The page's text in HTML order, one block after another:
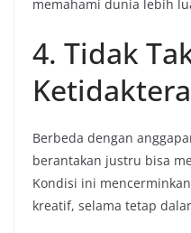
memahami dunia lebih
4. Tidak
Berbeda dengan
berantakan justru bisa
Kondisi ini
kreatif, selama tetap